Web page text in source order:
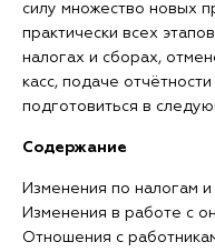
силу множество новых
практически всех
налогах и сборах,
касс, подаче
подготовиться в
Содержание
Изменения по налогам
Изменения в работе с
Отношения с